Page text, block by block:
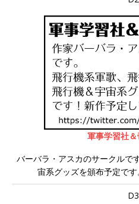
軍事学習社
バーバラ・アスカのサークルで
宙系グッズを頒布予定です
D3